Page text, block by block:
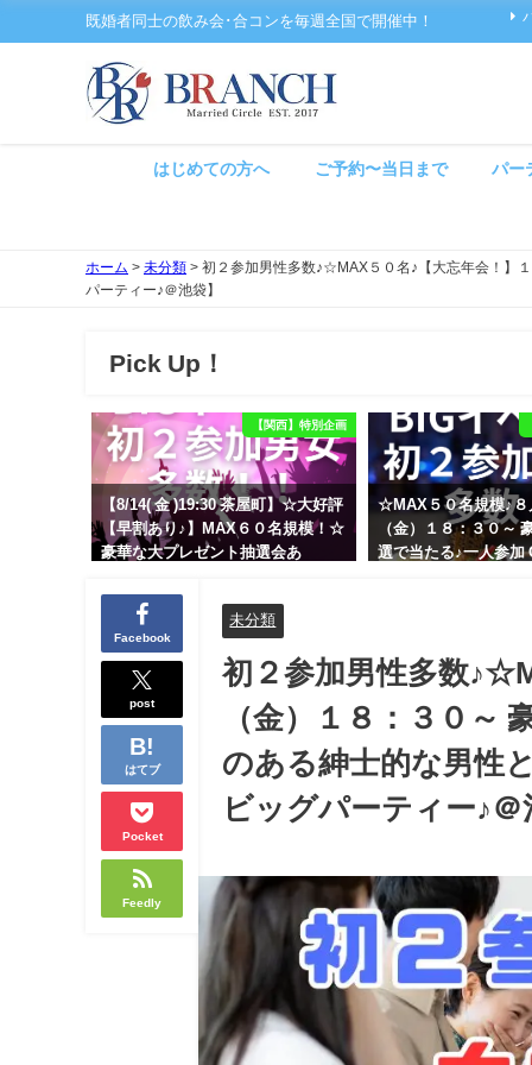
既婚者同士の飲み会･合コンを毎週全国で開催中！
はじめての方へ ご予約〜当日まで パー
ホーム > 未分類 > 初２参加男性多数♪☆MAX５０名♪【大忘年会！】
パーティー♪＠池袋】
Pick Up！
【関西】特別企画
【8/14( 金 )19:30 茶屋町】☆大好評
【早割あり♪】MAX６０名規模！☆
豪華な大プレゼント抽選会あ
性とオシャレ好きで落ち着いた大
人女性の既婚者限定ビッグパーテ
ィー♪＠茶屋町】
☆MAX５０名規模♪８
（金）１８：３０～
選で当たる♪一人参加
＠池袋】
Facebook
post
はてブ
Pocket
Feedly
未分類
初２参加男性多数
（金）１８：３０～
のある紳士的な男性
ビッグパーティー♪＠